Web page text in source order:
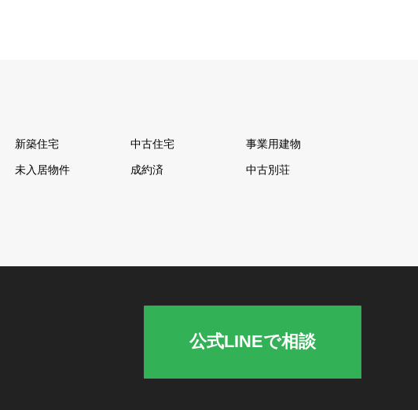
新築住宅 中古住宅 事業用建物
未入居物件 成約済 中古別荘
公式LINEで相談